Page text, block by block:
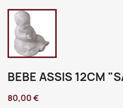
BEBE ASSIS 12CM
80,00 €